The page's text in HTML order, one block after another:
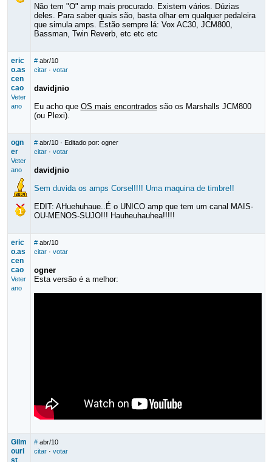
Não tem "O" amp mais procurado. Existem vários. Dúzias
deles. Para saber quais são, basta olhar em qualquer pedaleira
que simula amps. Estão sempre lá: Vox AC30, JCM800,
Bassman, Twin Reverb, etc etc etc
eric
o.as
cen
cao
Veter
ano
# abr/10
citar· votar
davidjnio
Eu acho que OS mais encontrados são os Marshalls JCM800
(ou Plexi).
ogn
er
Veter
ano
# abr/10· Editado por: ogner
citar· votar
davidjnio
Sem duvida os amps Corsel!!!! Uma maquina de timbre!!
EDIT: AHuehuhaue..É o UNICO amp que tem um canal MAIS-
OU-MENOS-SUJO!!! Hauheuhauhea!!!!!
eric
o.as
cen
cao
Veter
ano
# abr/10
citar· votar
ogner
Esta versão é a melhor:
Gilm
ouri
st
# abr/10
citar· votar